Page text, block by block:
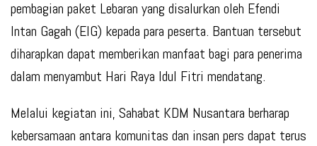
pembagian paket Lebaran yang disalurkan oleh Efendi
Intan Gagah (EIG) kepada para peserta. Bantuan tersebut
diharapkan dapat memberikan manfaat bagi para penerima
dalam menyambut Hari Raya Idul Fitri mendatang.
Melalui kegiatan ini, Sahabat KDM Nusantara berharap
kebersamaan antara komunitas dan insan pers dapat terus